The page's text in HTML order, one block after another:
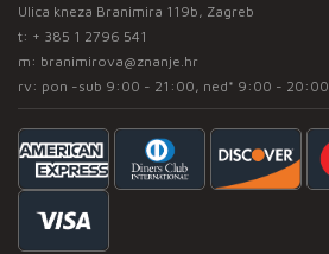
Ulica kneza Branimira 119b, Zagreb
t: + 385 1 2796 541
m: branimirova@znanje.hr
rv: pon -sub 9:00 - 21:00, ned* 9:00 - 20:00